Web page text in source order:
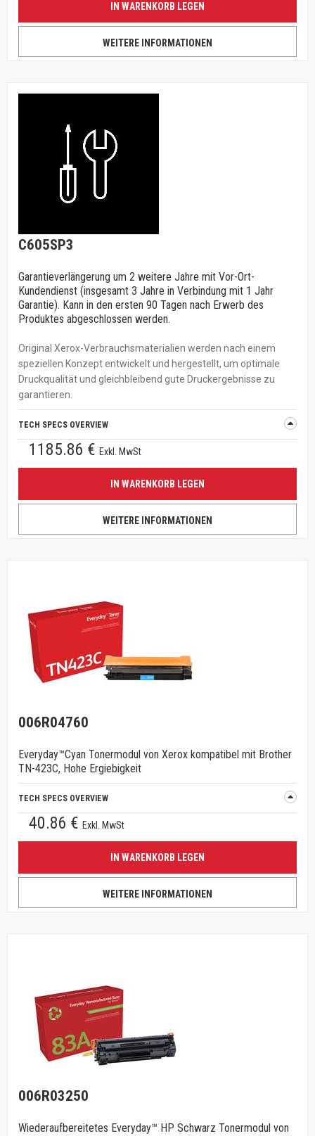
IN WARENKORB LEGEN
WEITERE INFORMATIONEN
C605SP3
Garantieverlängerung um 2 weitere Jahre mit Vor-Ort-
Kundendienst (insgesamt 3 Jahre in Verbindung mit 1 Jahr
Garantie). Kann in den ersten 90 Tagen nach Erwerb des
Produktes abgeschlossen werden.
Original Xerox-Verbrauchsmaterialien werden nach einem
speziellen Konzept entwickelt und hergestellt, um optimale
Druckqualität und gleichbleibend gute Druckergebnisse zu
garantieren.
TECH SPECS OVERVIEW
1185.86 € Exkl. MwSt
IN WARENKORB LEGEN
WEITERE INFORMATIONEN
006R04760
Everyday™Cyan Tonermodul von Xerox kompatibel mit Brother
TN-423C, Hohe Ergiebigkeit
TECH SPECS OVERVIEW
40.86 € Exkl. MwSt
IN WARENKORB LEGEN
WEITERE INFORMATIONEN
006R03250
Wiederaufbereitetes Everyday™ HP Schwarz Tonermodul von